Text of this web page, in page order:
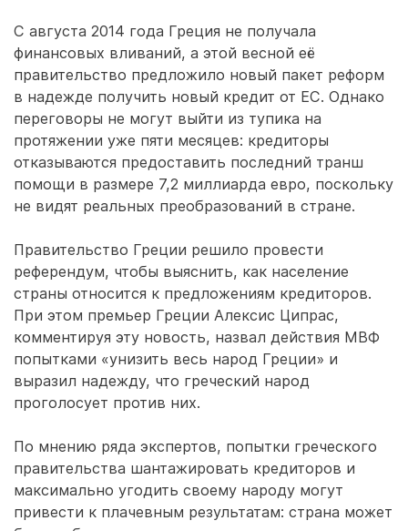
С августа 2014 года Греция не получала
финансовых вливаний, а этой весной её
правительство предложило новый пакет реформ
в надежде получить новый кредит от ЕС. Однако
переговоры не могут выйти из тупика на
протяжении уже пяти месяцев: кредиторы
отказываются предоставить последний транш
помощи в размере 7,2 миллиарда евро, поскольку
не видят реальных преобразований в стране.
Правительство Греции решило провести
референдум, чтобы выяснить, как население
страны относится к предложениям кредиторов.
При этом премьер Греции Алексис Ципрас,
комментируя эту новость, назвал действия МВФ
попытками «унизить весь народ Греции» и
выразил надежду, что греческий народ
проголосует против них.
По мнению ряда экспертов, попытки греческого
правительства шантажировать кредиторов и
максимально угодить своему народу могут
привести к плачевным результатам: страна может